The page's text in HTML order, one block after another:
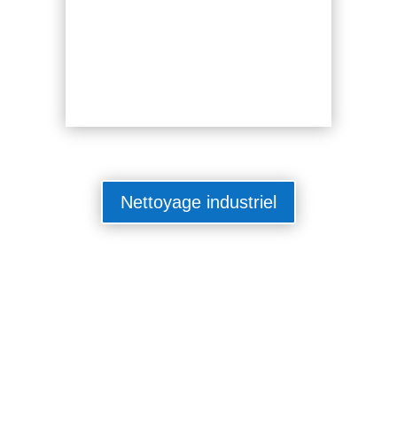
Nettoyage industriel